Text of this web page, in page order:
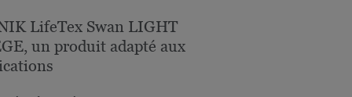
LifeTex Swan LIGHT
un produit adapté aux